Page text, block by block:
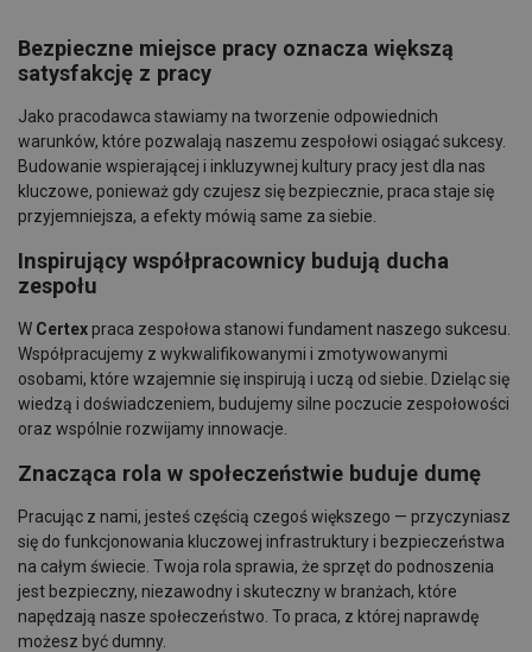
Bezpieczne miejsce pracy oznacza większą
satysfakcję z pracy
Jako pracodawca stawiamy na tworzenie odpowiednich
warunków, które pozwalają naszemu zespołowi osiągać sukcesy.
Budowanie wspierającej i inkluzywnej kultury pracy jest dla nas
kluczowe, ponieważ gdy czujesz się bezpiecznie, praca staje się
przyjemniejsza, a efekty mówią same za siebie.
Inspirujący współpracownicy budują ducha
zespołu
W Certexpraca zespołowa stanowi fundament naszego sukcesu.
Współpracujemy z wykwalifikowanymi i zmotywowanymi
osobami, które wzajemnie się inspirują i uczą od siebie. Dzieląc się
wiedzą i doświadczeniem, budujemy silne poczucie zespołowości
oraz wspólnie rozwijamy innowacje.
Znacząca rola w społeczeństwie buduje dumę
Pracując z nami, jesteś częścią czegoś większego — przyczyniasz
się do funkcjonowania kluczowej infrastruktury i bezpieczeństwa
na całym świecie. Twoja rola sprawia, że sprzęt do podnoszenia
jest bezpieczny, niezawodny i skuteczny w branżach, które
napędzają nasze społeczeństwo. To praca, z której naprawdę
możesz być dumny.